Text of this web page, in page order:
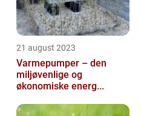
21 august 2023
Varmepumper – den
miljøvenlige og
økonomiske energ...